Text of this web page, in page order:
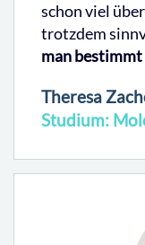
schon viel
trotzdem
man bestimmt
Theresa
Studium: